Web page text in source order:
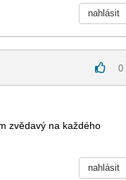
nahlásit
0
zvědavý na každého
nahlásit